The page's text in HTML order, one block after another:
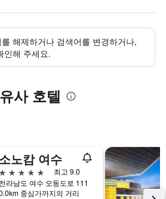
해제하거나 검색어를 변경하거나,
인해 주세요.
사 호텔
소노캄 여수
5성급
최고 9.0
전라남도 여수 오동도로 111
중심가까지의 거리